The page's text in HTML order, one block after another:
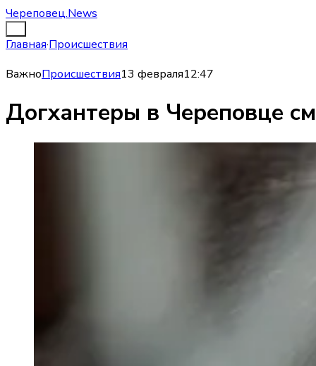
Череповец.News
Главная·Происшествия
ВажноПроисшествия13 февраля12:47
Догхантеры в Череповце